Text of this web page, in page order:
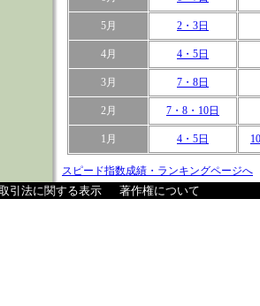
5月 2・3日
4月 4・5日
3月 7・8日
2月 7・8・10日
1月 4・5日
スピード指数成績・ランキングページへ
引法に関する表示 著作権について